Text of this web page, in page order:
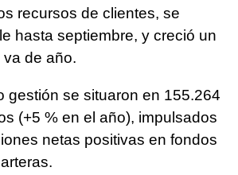
recursos de clientes, se
hasta septiembre, y creció un
de año.
gestión se situaron en 155.264
(+5 % en el año), impulsados
netas positivas en fondos